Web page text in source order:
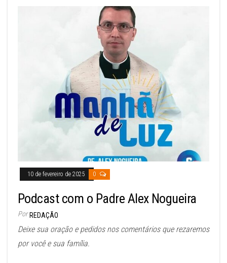
10 de fevereiro de 2025 0
Podcast com o Padre Alex Nogueira
Por REDAÇÃO
Deixe sua oração e pedidos nos comentários que rezaremos
por você e sua família.